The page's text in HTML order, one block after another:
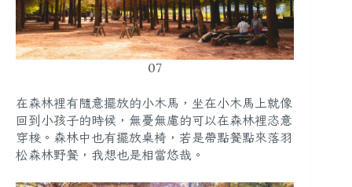
07
在森林裡有隨意擺放的小木馬，坐在小木馬上就像
回到小孩子的時候，無憂無慮的可以在森林裡恣意
穿梭。森林中也有擺放桌椅，若是帶點餐點來落羽
松森林野餐，我想也是相當悠哉。